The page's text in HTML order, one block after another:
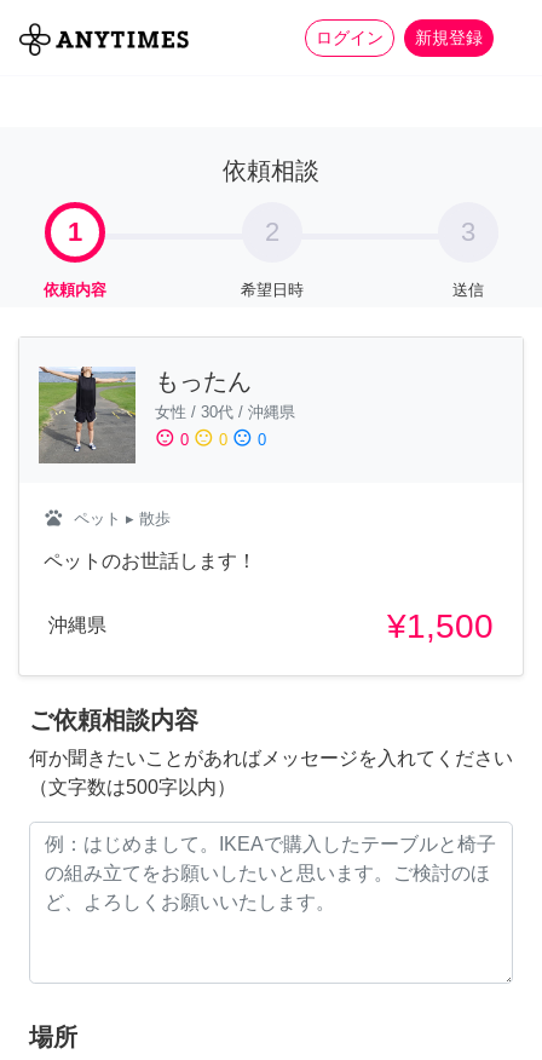
ログイン 新規登録
全て 家事 more_horiz
依頼相談
1
依頼内容
2
希望日時
3
送信
もったん
女性 / 30代 / 沖縄県
sentiment_satisfied 0 sentiment_neutral 0 sentiment_dissatisfied 0
pets ペット ▸ 散歩
ペットのお世話します！
沖縄県 ¥1,500
ご依頼相談内容
何か聞きたいことがあればメッセージを入れてください
（文字数は500字以内）
場所